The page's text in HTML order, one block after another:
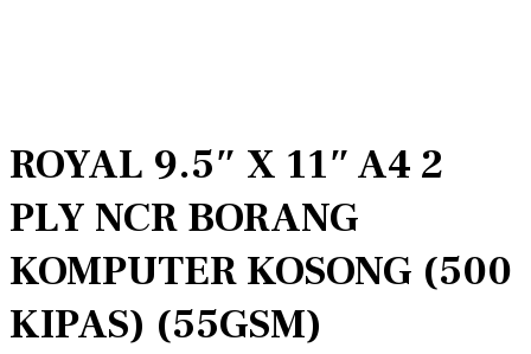
ROYAL 9.5″ X 11″ A4 2
PLY NCR BORANG
KOMPUTER KOSONG (500
KIPAS) (55GSM)